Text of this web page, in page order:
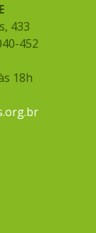
433
452
18h